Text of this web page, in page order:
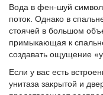
Вода в фен-шуй
поток. Однако в
стоячей в большом
примыкающая к
создавать ощущение
Если у вас есть
унитаза закрытой и